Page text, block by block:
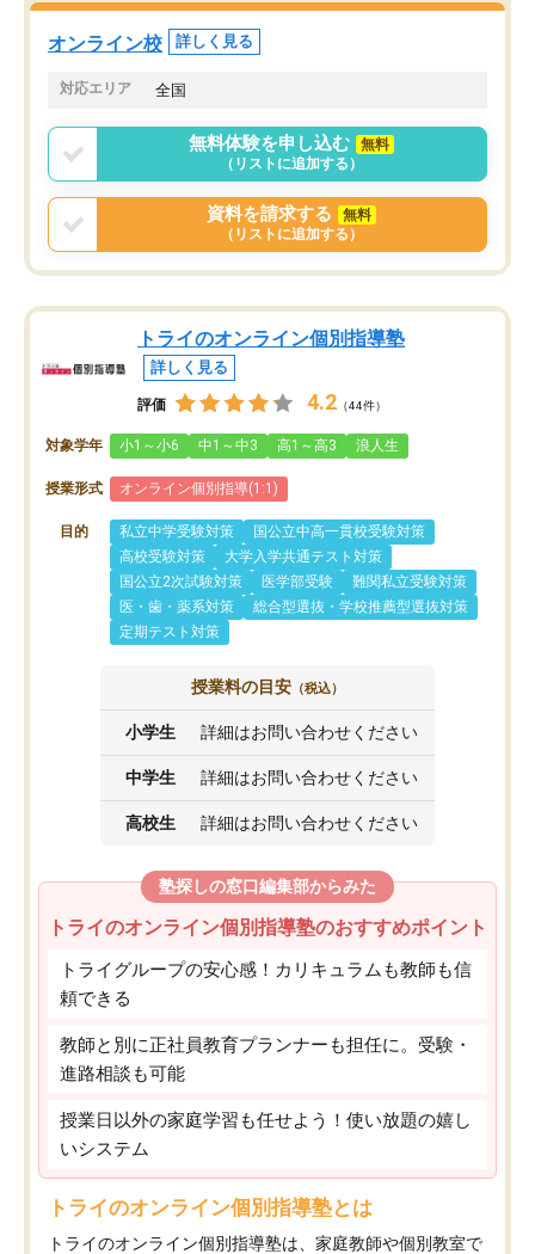
オンラインツールを使用した単語帳の
共有があり宿題もそちらで出される形
でした。
言う事で講師変更の申し出があり、あ
まりに短期での変更だった為、塾に通
う事にして退会しました。遅れも取り
戻せ、授業内容や講師の方は良かった
と思います。
くなってきたようなので
オンライン校 詳しく見る
対応エリア 全国
無料体験を申し込む
無料
（リストに追加する）
資料を請求する
無料
（リストに追加する）
トライのオンライン個別指導塾
詳しく見る
評価 4.2 （44件）
対象学年 小1～小6 中1～中3 高1～高3 浪人生
授業形式 オンライン個別指導(1:1)
目的 私立中学受験対策
国公立中高一貫校受験対策
高校受験対策
大学入学共通テスト対策
国公立2次試験対策
医学部受験
難関私立受験対策
医・歯・薬系対策
総合型選抜・学校推薦型選抜対策
定期テスト対策
授業料の目安 （税込）
小学生 詳細はお問い合わせください
中学生 詳細はお問い合わせください
高校生 詳細はお問い合わせください
塾探しの窓口編集部からみた
トライのオンライン個別指導塾のおすすめポイント
トライグループの安心感！カリキュラムも教師も信
頼できる
教師と別に正社員教育プランナーも担任に。受験・
進路相談も可能
授業日以外の家庭学習も任せよう！使い放題の嬉し
いシステム
トライのオンライン個別指導塾とは
トライのオンライン個別指導塾は、家庭教師や個別教室で